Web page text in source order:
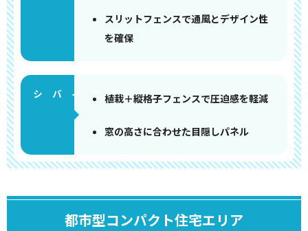
スリットフェンスで通風とデザイン性
を確保
植栽＋縦格子フェンスで圧迫感を軽減
窓の高さに合わせた目隠しパネル
都市型コンパクト住宅エリア